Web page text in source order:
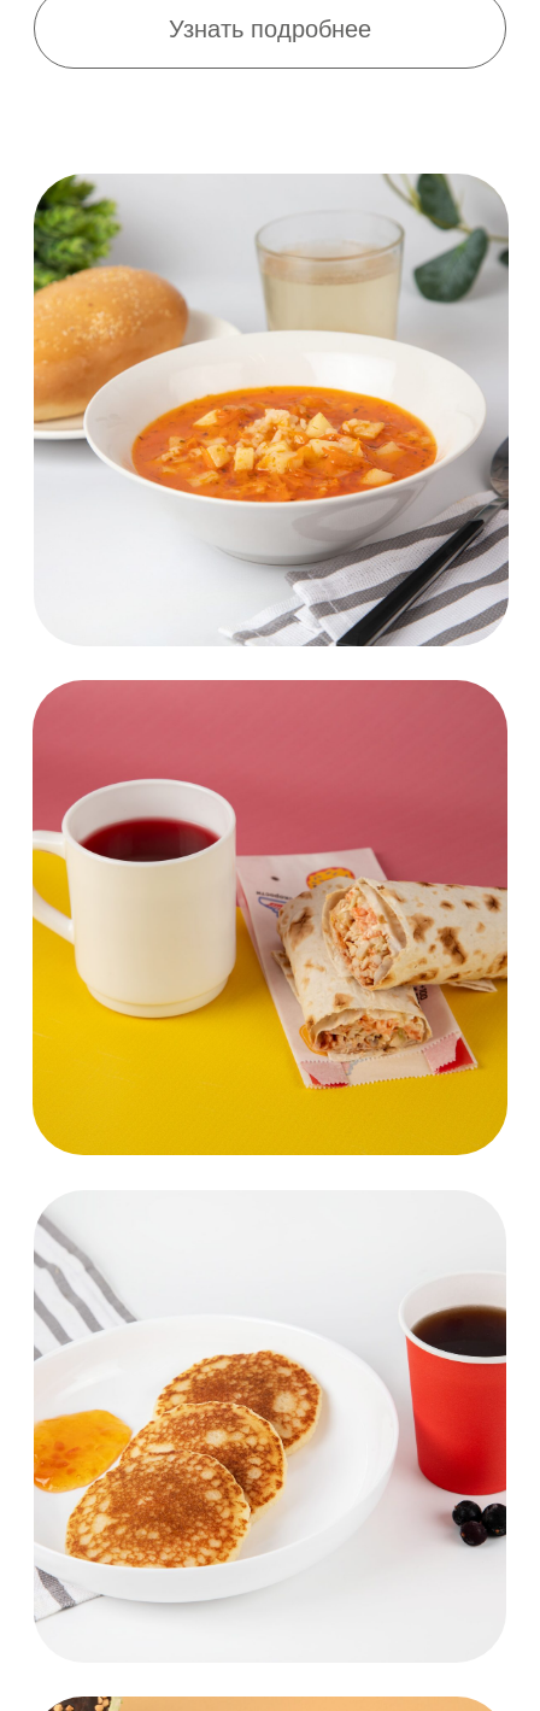
Развиваем
наши проекты
Школьное кафе
С 2017г мы осуществляем проект
"переделки" школьных столовых
Здоровое поколение
Мы убеждены, что здоровье детей и
подростков - это залог успешного
будущего нашей страны
Бережливое производство
Внедряем методы бережливого
производства в рамках
национального проекта
"Производительность труда"
Подробнее